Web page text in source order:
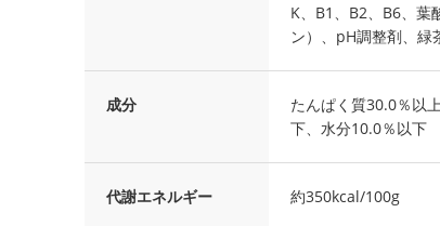
K、B1、B2、B6、葉
ン）、pH調整剤、緑
成分
たんぱく質30.0％以
下、水分10.0％以下
代謝エネルギー 約350kcal/100g